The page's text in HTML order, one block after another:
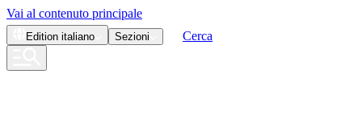
Vai al contenuto principale
Edition italiano Sezioni Cerca